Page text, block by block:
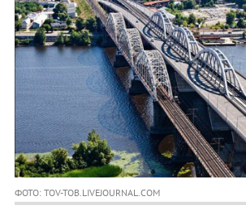
ФОТО: TOV-TOB.LIVEJOURNAL.COM